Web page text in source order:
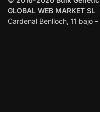
GLOBAL WEB MARKET SL
Cardenal Benlloch, 11 bajo